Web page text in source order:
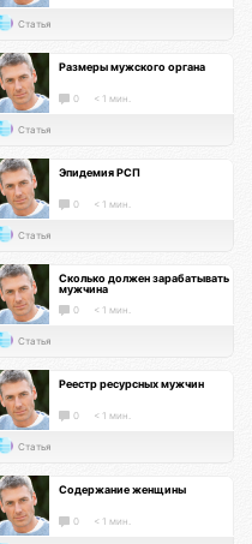
Статья
Размеры мужского органа
0 < 1 мин.
Статья
Эпидемия РСП
0 < 1 мин.
Статья
Сколько должен зарабатывать
мужчина
0 < 1 мин.
Статья
Реестр ресурсных мужчин
0 < 1 мин.
Статья
Содержание женщины
0 < 1 мин.